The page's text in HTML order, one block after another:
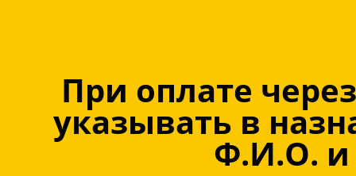
При оплате
указывать в
Ф.И.О. и